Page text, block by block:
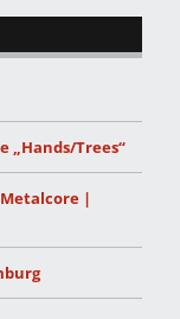
„Hands/Trees“
|